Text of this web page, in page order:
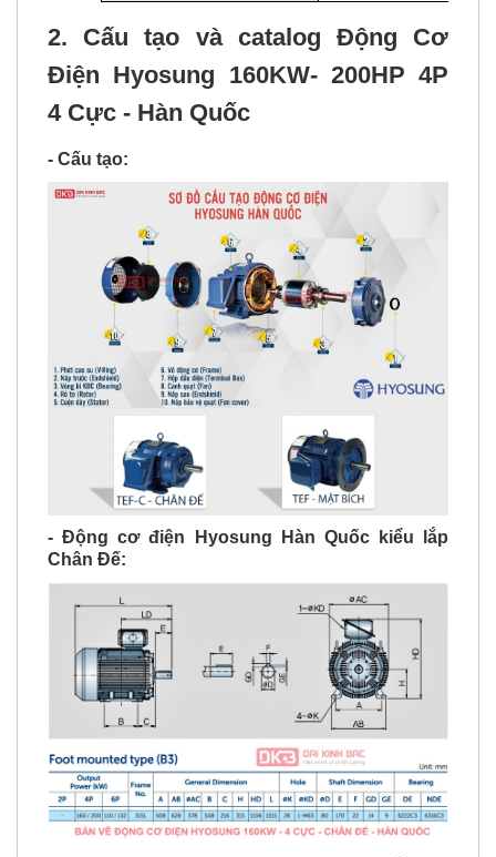
2. Cấu tạo và catalog Động Cơ
Điện Hyosung 160KW- 200HP 4P
4 Cực - Hàn Quốc
- Cấu tạo:
- Động cơ điện Hyosung Hàn Quốc kiểu lắp
Chân Đế: